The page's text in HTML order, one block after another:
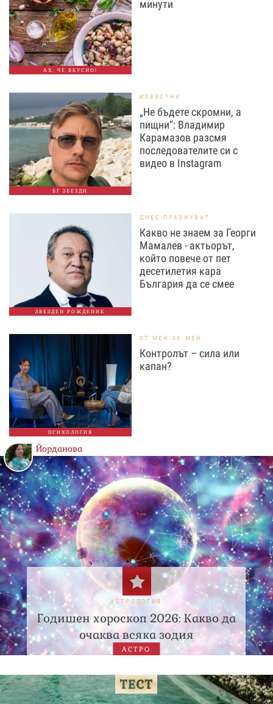
АХ, ЧЕ ВКУСНО!
минути
БГ ЗВЕЗДИ
ИЗВЕСТНИ
„Не бъдете скромни, а
пищни“: Владимир
Карамазов разсмя
последователите си с
видео в Instagram
ЗВЕЗДЕН РОЖДЕНИК
ДНЕС ПРАЗНУВАТ
Какво не знаем за Георги
Мамалев - актьорът,
който повече от пет
десетилетия кара
България да се смее
ПСИХОЛОГИЯ
ОТ МЕН ЗА МЕН
Контролът – сила или
капан?
Йорданова
АСТРОЛОГИЯ
Годишен хороскоп 2026: Какво да
очаква всяка зодия
АСТРО